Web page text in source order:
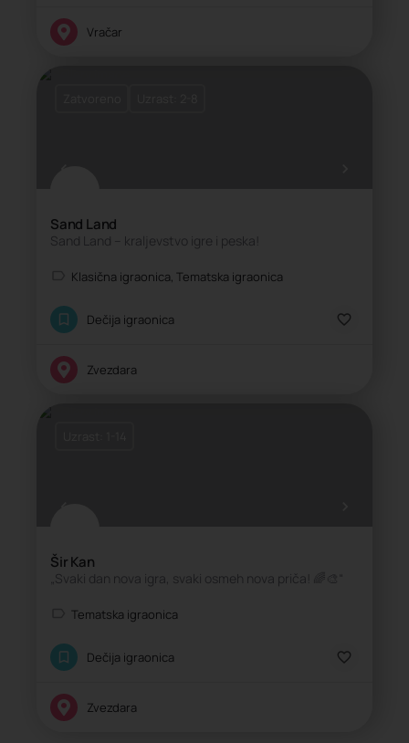
Vračar
Sand Land
Sand Land – kraljevstvo igre i peska!
Klasična igraonica, Tematska igraonica
Dečija igraonica
Zvezdara
Šir Kan
„Svaki dan nova igra, svaki osmeh nova priča! 🌈🎨“
Tematska igraonica
Dečija igraonica
Zvezdara